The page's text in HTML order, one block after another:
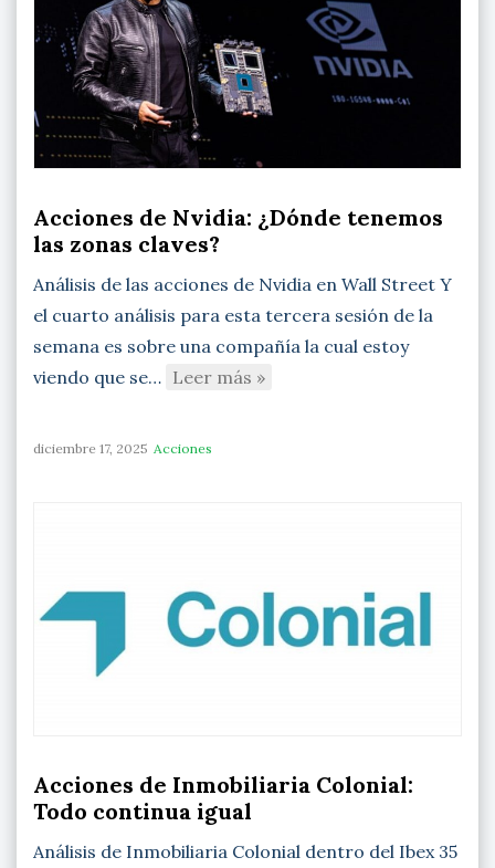
Acciones de Nvidia: ¿Dónde tenemos
las zonas claves?
Análisis de las acciones de Nvidia en Wall Street Y
el cuarto análisis para esta tercera sesión de la
semana es sobre una compañía la cual estoy
viendo que se… Leer más »
diciembre 17, 2025 Acciones
Acciones de Inmobiliaria Colonial:
Todo continua igual
Análisis de Inmobiliaria Colonial dentro del Ibex 35